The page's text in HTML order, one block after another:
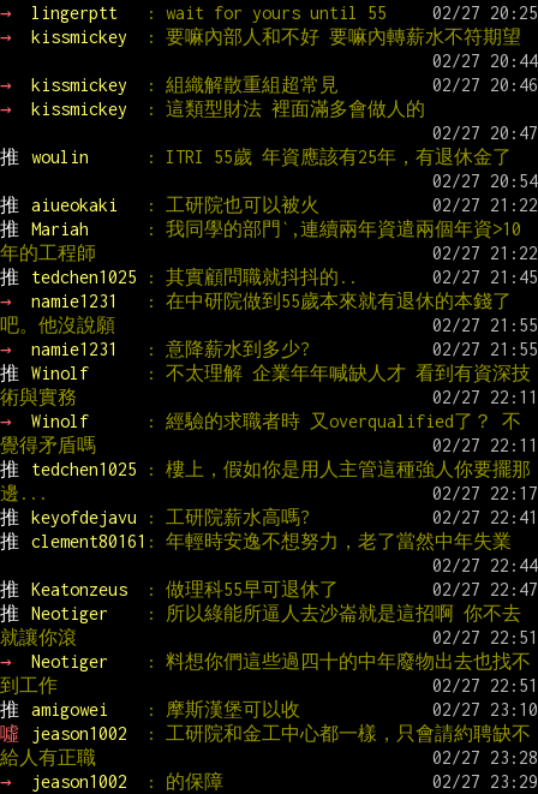
→
lingerptt
: wait for yours until 55
→
kissmickey : 要嘛內部人和不好 要嘛內轉薪水不符期望
→ kissmickey
: 組織解散重組超常見
→
kissmickey : 這類型財法 裡面滿多會做人的
推 woulin : ITRI 55歲 年資應該有25年，有退休金了
推 aiueokaki
: 工研院也可以被火
推
Mariah
: 我同學的部門`,連續兩年資遣兩個年資>10
年的工程師
推
tedchen1025
: 其實顧問職就抖抖的..
→
namie1231
: 在中研院做到55歲本來就有退休的本錢了
吧。他沒說願
→
namie1231
: 意降薪水到多少?
推
Winolf
: 不太理解 企業年年喊缺人才 看到有資深技
術與實務
→
Winolf
: 經驗的求職者時 又overqualified了？ 不
覺得矛盾嗎
推
tedchen1025
: 樓上，假如你是用人主管這種強人你要擺那
邊...
推
keyofdejavu
: 工研院薪水高嗎?
推
clement80161 : 年輕時安逸不想努力，老了當然中年失業
推 Keatonzeus
: 做理科55早可退休了
推
Neotiger
: 所以綠能所逼人去沙崙就是這招啊 你不去
就讓你滾
→
Neotiger
: 料想你們這些過四十的中年廢物出去也找不
到工作
推
amigowei
: 摩斯漢堡可以收
噓
jeason1002
: 工研院和金工中心都一樣，只會請約聘缺不
給人有正職
→
jeason1002
: 的保障